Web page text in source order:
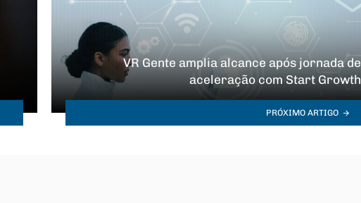
VR Gente amplia alcance após jornada de
aceleração com Start Growth
PRÓXIMO ARTIGO